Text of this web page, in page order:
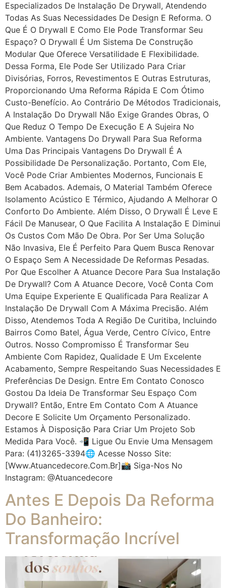
Especializados De Instalação De Drywall, Atendendo
Todas As Suas Necessidades De Design E Reforma. O
Que É O Drywall E Como Ele Pode Transformar Seu
Espaço? O Drywall É Um Sistema De Construção
Modular Que Oferece Versatilidade E Flexibilidade.
Dessa Forma, Ele Pode Ser Utilizado Para Criar
Divisórias, Forros, Revestimentos E Outras Estruturas,
Proporcionando Uma Reforma Rápida E Com Ótimo
Custo-Benefício. Ao Contrário De Métodos Tradicionais,
A Instalação Do Drywall Não Exige Grandes Obras, O
Que Reduz O Tempo De Execução E A Sujeira No
Ambiente. Vantagens Do Drywall Para Sua Reforma
Uma Das Principais Vantagens Do Drywall É A
Possibilidade De Personalização. Portanto, Com Ele,
Você Pode Criar Ambientes Modernos, Funcionais E
Bem Acabados. Ademais, O Material Também Oferece
Isolamento Acústico E Térmico, Ajudando A Melhorar O
Conforto Do Ambiente. Além Disso, O Drywall É Leve E
Fácil De Manusear, O Que Facilita A Instalação E Diminui
Os Custos Com Mão De Obra. Por Ser Uma Solução
Não Invasiva, Ele É Perfeito Para Quem Busca Renovar
O Espaço Sem A Necessidade De Reformas Pesadas.
Por Que Escolher A Atuance Decore Para Sua Instalação
De Drywall? Com A Atuance Decore, Você Conta Com
Uma Equipe Experiente E Qualificada Para Realizar A
Instalação De Drywall Com A Máxima Precisão. Além
Disso, Atendemos Toda A Região De Curitiba, Incluindo
Bairros Como Batel, Água Verde, Centro Cívico, Entre
Outros. Nosso Compromisso É Transformar Seu
Ambiente Com Rapidez, Qualidade E Um Excelente
Acabamento, Sempre Respeitando Suas Necessidades E
Preferências De Design. Entre Em Contato Conosco
Gostou Da Ideia De Transformar Seu Espaço Com
Drywall? Então, Entre Em Contato Com A Atuance
Decore E Solicite Um Orçamento Personalizado.
Estamos À Disposição Para Criar Um Projeto Sob
Medida Para Você. 📲 Ligue Ou Envie Uma Mensagem
Para: (41)3265-3394🌐 Acesse Nosso Site:
[www.atuancedecore.com.br]📸 Siga-Nos No
Instagram: @atuancedecore
Antes E Depois Da Reforma
Do Banheiro:
Transformação Incrível